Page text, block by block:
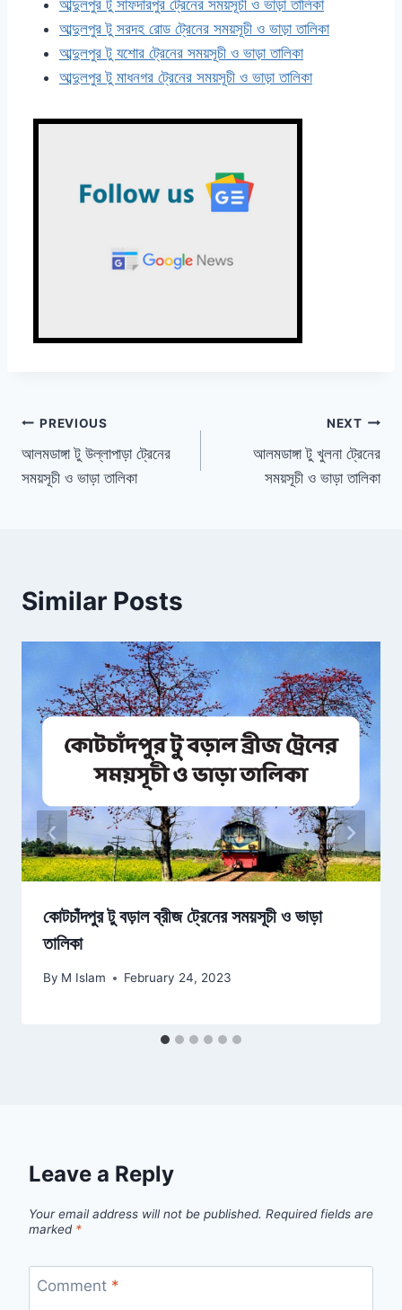
আব্দুলপুর টু সাফদারপুর ট্রেনের সময়সূচী ও ভাড়া তালিকা
আব্দুলপুর টু সরদহ রোড ট্রেনের সময়সূচী ও ভাড়া তালিকা
আব্দুলপুর টু যশোর ট্রেনের সময়সূচী ও ভাড়া তালিকা
আব্দুলপুর টু মাধনগর ট্রেনের সময়সূচী ও ভাড়া তালিকা
Post
navigation
PREVIOUS
আলমডাঙ্গা টু উল্লাপাড়া ট্রেনের
সময়সূচী ও ভাড়া তালিকা
NEXT
আলমডাঙ্গা টু খুলনা ট্রেনের
সময়সূচী ও ভাড়া তালিকা
Similar Posts
কোটচাঁদপুর টু বড়াল ব্রীজ ট্রেনের সময়সূচী ও ভাড়া
তালিকা
By M Islam February 24, 2023
Leave a Reply
Your email address will not be published. Required fields are
marked *
Comment *